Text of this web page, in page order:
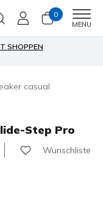
0
MENU
SHOPPEN
casual
Step Pro
Wunschliste